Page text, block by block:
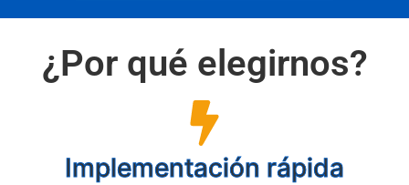
¿Por qué elegirnos?
Implementación rápida